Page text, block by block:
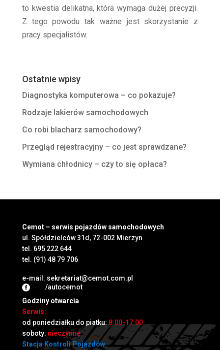
to kwestia delikatna, która wymaga dużej precyzji.
Z tego powodu tak ważne jest skorzystanie z
pracy specjalistów.
Ostatnie wpisy
Diagnostyka komputerowa – co pokazuje?
Rodzaje lakierów samochodowych
Co robi blacharz samochodowy?
Przegląd rejestracyjny – co jest sprawdzane?
Wymiana chłodnicy – czy to się opłaca?
Cemot – serwis pojazdów samochodowych
ul. Spółdzielców 31d, 72-002 Mierzyn
tel. 695 222 644
tel. (91) 48 79 706
e-mail: sekretariat@cemot.com.pl

/autocemot
Godziny otwarcia
Serwis:
od poniedziałku do piatku:8:00-17:00
soboty: nieczynne
Stacja Kontroli Pojazdów: